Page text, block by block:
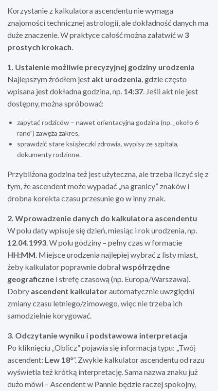
Korzystanie z kalkulatora ascendentu nie wymaga
znajomości technicznej astrologii, ale dokładność danych ma
duże znaczenie. W praktyce całość można załatwić w 3
prostych krokach.
1. Ustalenie możliwie precyzyjnej godziny urodzenia
Najlepszym źródłem jest akt urodzenia, gdzie często
wpisana jest dokładna godzina, np. 14:37. Jeśli akt nie jest
dostępny, można spróbować:
zapytać rodziców – nawet orientacyjna godzina (np. „około 6
rano”) zawęża zakres,
sprawdzić stare książeczki zdrowia, wypisy ze szpitala,
dokumenty rodzinne.
Przybliżona godzina też jest użyteczna, ale trzeba liczyć się z
tym, że ascendent może wypadać „na granicy” znaków i
drobna korekta czasu przesunie go w inny znak.
2. Wprowadzenie danych do kalkulatora ascendentu
W polu daty wpisuje się dzień, miesiąc i rok urodzenia, np.
12.04.1993. W polu godziny – pełny czas w formacie
HH:MM. Miejsce urodzenia najlepiej wybrać z listy miast,
żeby kalkulator poprawnie dobrałwspółrzędne
geograficzne i strefę czasową (np. Europa/Warszawa).
Dobry ascendent kalkulatorautomatycznie uwzględni
zmiany czasu letniego/zimowego, więc nie trzeba ich
samodzielnie korygować.
3. Odczytanie wyniku i podstawowa interpretacja
Po kliknięciu „Oblicz” pojawia się informacja typu: „Twój
ascendent: Lew 18°”. Zwykle kalkulator ascendentu od razu
wyświetla też krótką interpretację. Sama nazwa znaku już
dużo mówi – Ascendent w Pannie będzie raczej spokojny,